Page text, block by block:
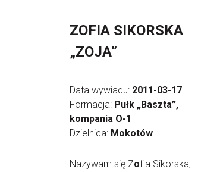
ZOFIA SIKORSKA
„ZOJA”
Data wywiadu: 2011-03-17
Formacja: Pułk „Baszta”,
kompania O-1
Dzielnica: Mokotów
Nazywam się Zofia Sikorska;